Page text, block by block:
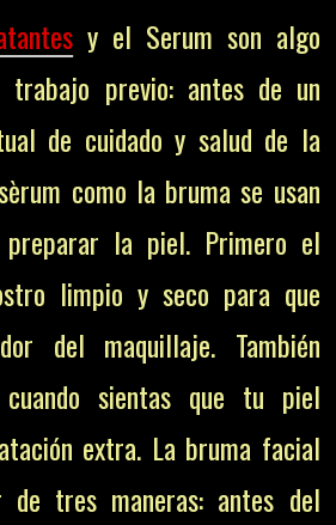
y el Serum son algo
previo: antes de un
de cuidado y salud de la
como la bruma se usan
la piel. Primero el
limpio y seco para que
del maquillaje. También
sientas que tu piel
extra. La bruma facial
de tres maneras: antes del